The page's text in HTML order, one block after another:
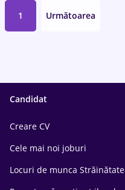
1 Următoarea
Candidat
Creare CV
Cele mai noi joburi
Locuri de munca Străinătate